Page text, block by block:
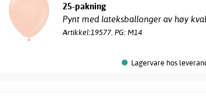
25-pakning
Pynt med lateksballonger av høy
Artikkel:19577. PG: M14
Lagervare hos